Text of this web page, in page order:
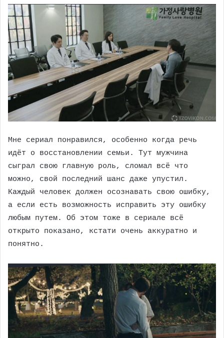
Мне сериал понравился, особенно когда речь
идёт о восстановлении семьи. Тут мужчина
сыграл свою главную роль, сломал всё что
можно, свой последний шанс даже упустил.
Каждый человек должен осознавать свою ошибку,
а если есть возможность исправить эту ошибку
любым путем. Об этом тоже в сериале всё
открыто показано, кстати очень аккуратно и
понятно.